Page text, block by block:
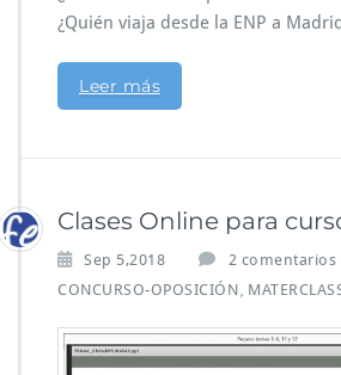
¿Quién viaja desde la ENP a
Leer más
Clases Online para
Sep 5,2018 2 comentarios
CONCURSO-OPOSICIÓN